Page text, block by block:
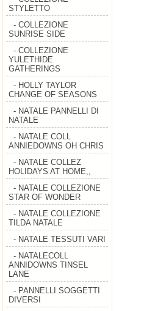
STYLETTO
- COLLEZIONE
SUNRISE SIDE
- COLLEZIONE
YULETHIDE
GATHERINGS
- HOLLY TAYLOR
CHANGE OF SEASONS
- NATALE PANNELLI DI
NATALE
- NATALE COLL
ANNIEDOWNS OH CHRIS
- NATALE COLLEZ
HOLIDAYS AT HOME,,
- NATALE COLLEZIONE
STAR OF WONDER
- NATALE COLLEZIONE
TILDA NATALE
- NATALE TESSUTI VARI
- NATALECOLL
ANNIDOWNS TINSEL
LANE
- PANNELLI SOGGETTI
DIVERSI